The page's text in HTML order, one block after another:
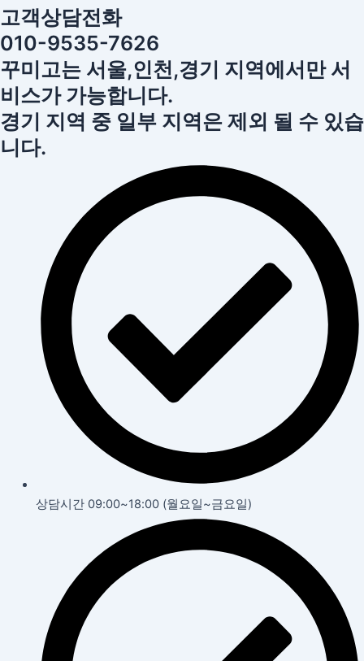
고객상담전화
010-9535-7626
꾸미고는 서울,인천,경기 지역에서만 서
비스가 가능합니다.
경기 지역 중 일부 지역은 제외 될 수 있습
니다.
상담시간 09:00~18:00 (월요일~금요일)